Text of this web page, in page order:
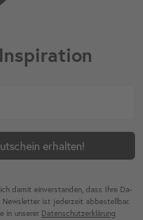
erhalten!
damit ein­ver­standen, dass Ihre Da­
News­letter ist jeder­zeit ab­bestel­lbar.
in unserer Daten­schutz­erklärung